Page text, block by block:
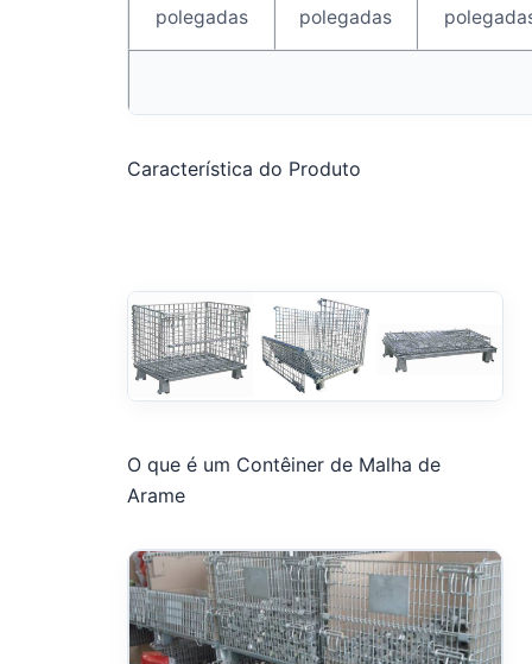
polegadas polegadas
Característica do Produto
O que é um Contêiner de Malha de
Arame